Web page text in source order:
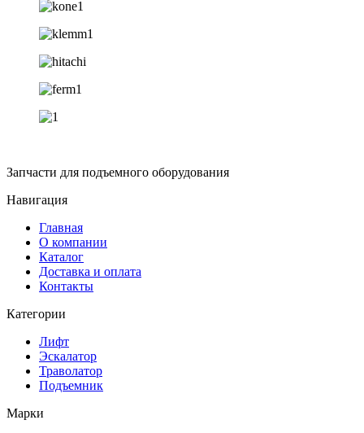
Запчасти для подъемного оборудования
Навигация
Главная
О компании
Каталог
Доставка и оплата
Контакты
Категории
Лифт
Эскалатор
Траволатор
Подъемник
Марки